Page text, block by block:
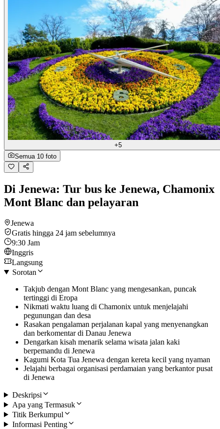
+5
Semua 10 foto
Di Jenewa: Tur bus ke Jenewa, Chamonix
Mont Blanc dan pelayaran
Jenewa
Gratis hingga 24 jam sebelumnya
9:30 Jam
Inggris
Langsung
Sorotan
Takjub dengan Mont Blanc yang mengesankan, puncak
tertinggi di Eropa
Nikmati waktu luang di Chamonix untuk menjelajahi
pegunungan dan desa
Rasakan pengalaman perjalanan kapal yang menyenangkan
dan berkomentar di Danau Jenewa
Dengarkan kisah menarik selama wisata jalan kaki
berpemandu di Jenewa
Kagumi Kota Tua Jenewa dengan kereta kecil yang nyaman
Jelajahi berbagai organisasi perdamaian yang berkantor pusat
di Jenewa
Deskripsi
Apa yang Termasuk
Titik Berkumpul
Informasi Penting